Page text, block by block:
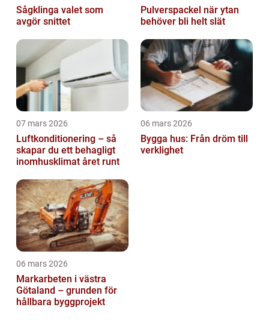
Sågklinga valet som
avgör snittet
Pulverspackel när ytan
behöver bli helt slät
07 mars 2026
Luftkonditionering – så
skapar du ett behagligt
inomhusklimat året runt
06 mars 2026
Bygga hus: Från dröm till
verklighet
06 mars 2026
Markarbeten i västra
Götaland – grunden för
hållbara byggprojekt